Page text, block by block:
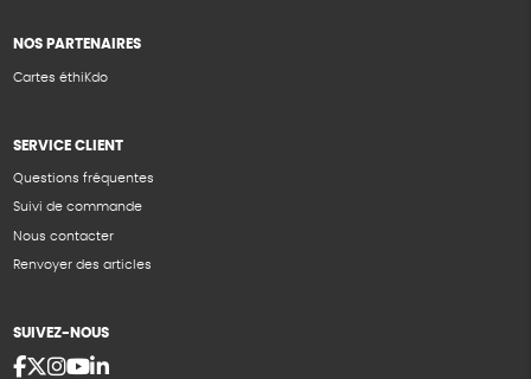
NOS PARTENAIRES
Cartes éthiKdo
SERVICE CLIENT
Questions fréquentes
Suivi de commande
Nous contacter
Renvoyer des articles
SUIVEZ-NOUS